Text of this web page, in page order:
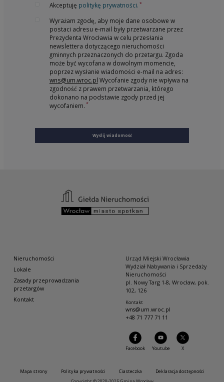
Akceptuję politykę prywatności. *
Wyrażam zgodę, aby moje dane osobowe w
postaci adresu e-mail były przetwarzane przez
Prezydenta Wrocławia w celu przesłania
newslettera dotyczącego nieruchomości
gminnych przeznaczonych do przetargu. Zgoda
może być wycofana w dowolnym momencie,
poprzez wysłanie wiadomości e-mail na adres:
wns@um.wroc.pl Wycofanie zgody nie wpływa na
zgodność z prawem przetwarzania, którego
dokonano na podstawie zgody przed jej
wycofaniem. *
Wyślij wiadomość
Nieruchomości
Lokale
Zasady przeprowadzania
przetargów
Kontakt
Urząd Miejski Wrocławia
Wydział Nabywania i Sprzedaży
Nieruchomości
pl. Nowy Targ 1-8, Wrocław, pok.
102, 126
Kontakt
wns@um.wroc.pl
+48 71 777 71 11
Facebook Youtube X
Mapa strony Polityka prywatności Ciasteczka Deklaracja dostępności